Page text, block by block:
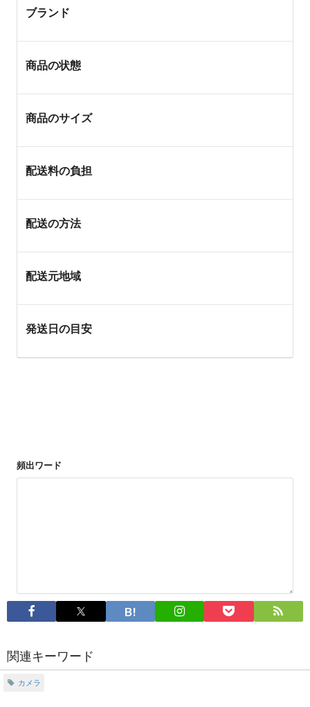
ブランド
商品の状態
商品のサイズ
配送料の負担
配送の方法
配送元地域
発送日の目安
頻出ワード
関連キーワード
カメラ